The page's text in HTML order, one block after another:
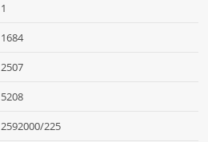
1
1684
2507
5208
2592000/225